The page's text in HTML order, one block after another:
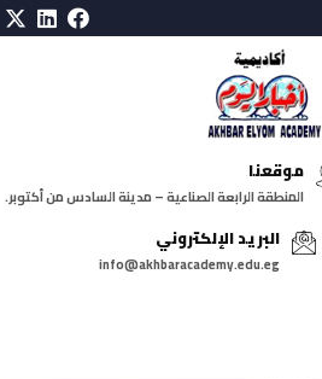
موقعنا
المنطقة الرابعة الصناعية – مدينة السادس من أكتوبر.
البريد الإلكتروني
info@akhbaracademy.edu.eg